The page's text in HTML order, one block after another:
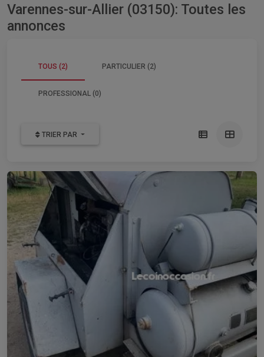
Varennes-sur-Allier (03150): Toutes les
annonces
TOUS (2) PARTICULIER (2)
PROFESSIONAL (0)
TRIER PAR